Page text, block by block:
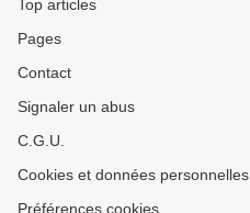
Top articles
Pages
Contact
Signaler un abus
C.G.U.
Cookies et données personnelles
Préférences cookies